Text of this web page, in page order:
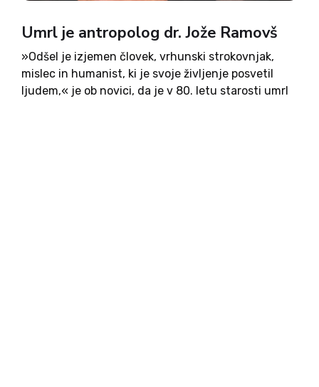
Umrl je antropolog dr. Jože Ramovš
»Odšel je izjemen človek, vrhunski strokovnjak,
mislec in humanist, ki je svoje življenje posvetil
ljudem,« je ob novici, da je v 80. letu starosti umrl